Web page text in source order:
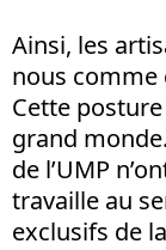
Ainsi, les
nous comme
Cette
grand
de l’UMP
travaille au
exclusifs de